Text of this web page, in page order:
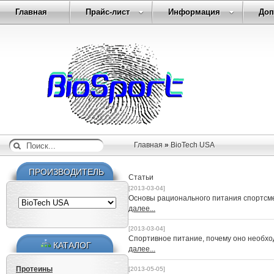
Главная Прайс-лист Информация
Главная » BioTech USA
ПРОИЗВОДИТЕЛЬ
КАТАЛОГ
Протеины
Статьи
[2013-03-04]
Основы рационального питания
далее...
[2013-03-04]
Спортивное питание, почему оно
далее...
[2013-05-05]